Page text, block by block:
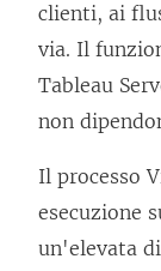
clienti, ai
via. Il
Tableau
non
Il processo
esecuzione
un'elevata